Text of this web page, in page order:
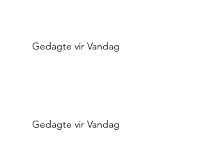
Gedagte vir Vandag
Gedagte vir Vandag